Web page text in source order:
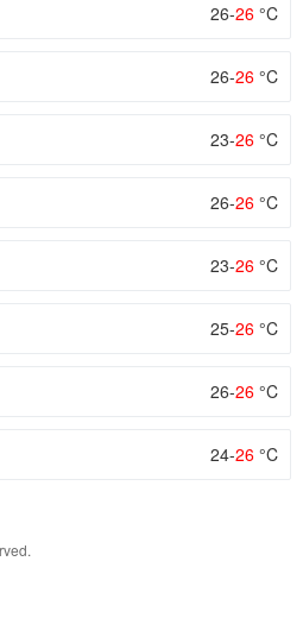
26-26 °C
26-26 °C
23-26 °C
26-26 °C
23-26 °C
25-26 °C
26-26 °C
24-26 °C